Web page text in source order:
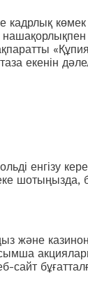
көмек
екенін
енгізу
шотыңызда,
және
сайт